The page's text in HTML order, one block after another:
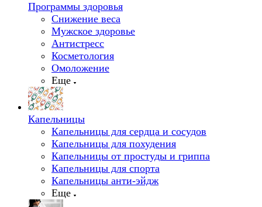
Программы здоровья
Снижение веса
Мужское здоровье
Антистресс
Косметология
Омоложение
Еще
Капельницы
Капельницы для сердца и сосудов
Капельницы для похудения
Капельницы от простуды и гриппа
Капельницы для спорта
Капельницы анти-эйдж
Еще